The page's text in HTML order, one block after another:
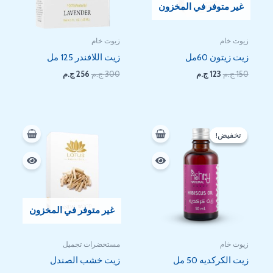
غير متوفر في المخزون
زيوت خام
زيت زيتون 60مل
150ج.م 123 ج.م
زيوت خام
زيت اللافندر 125 مل
300ج.م 256 ج.م
تخفيض!
تخفيض!
زيوت خام
زيت الكركديه 50 مل
الأصلي
هو:
145 EGP.
الحالي
هو:
112 EGP.
غير متوفر في المخزون
مستحضرات تجميل
زيت خشب الصندل